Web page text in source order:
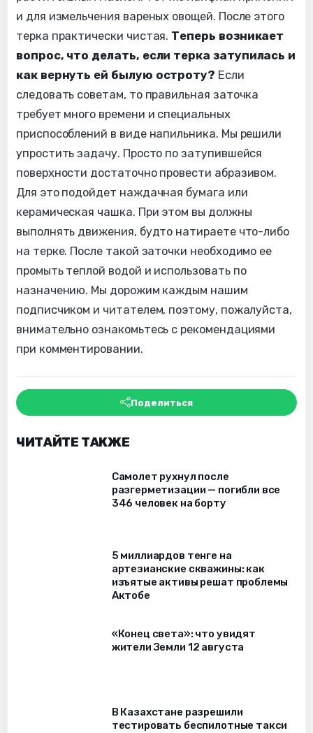
и для измельчения вареных овощей. После этого
терка практически чистая. Теперь возникает
вопрос, что делать, если терка затупилась и
как вернуть ей былую остроту? Если
следовать советам, то правильная заточка
требует много времени и специальных
приспособлений в виде напильника. Мы решили
упростить задачу. Просто по затупившейся
поверхности достаточно провести абразивом.
Для это подойдет наждачная бумага или
керамическая чашка. При этом вы должны
выполнять движения, будто натираете что-либо
на терке. После такой заточки необходимо ее
промыть теплой водой и использовать по
назначению. Мы дорожим каждым нашим
подписчиком и читателем, поэтому, пожалуйста,
внимательно ознакомьтесь с рекомендациями
при комментировании.
Поделиться
ЧИТАЙТЕ ТАКЖЕ
Самолет рухнул после
разгерметизации — погибли все
346 человек на борту
5 миллиардов тенге на
артезианские скважины: как
изъятые активы решат проблемы
Актобе
«Конец света»: что увидят
жители Земли 12 августа
В Казахстане разрешили
тестировать беспилотные такси